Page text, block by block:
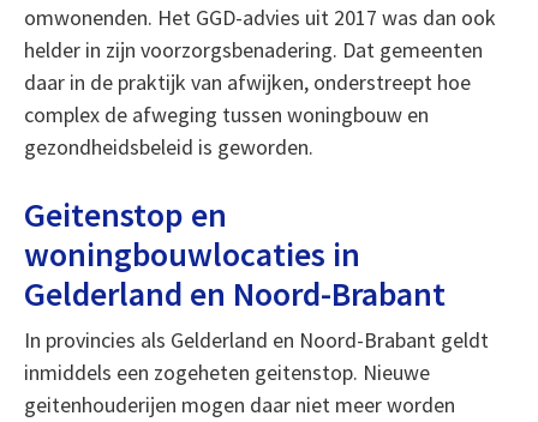
omwonenden. Het GGD-advies uit 2017 was dan ook
helder in zijn voorzorgsbenadering. Dat gemeenten
daar in de praktijk van afwijken, onderstreept hoe
complex de afweging tussen woningbouw en
gezondheidsbeleid is geworden.
Geitenstop en
woningbouwlocaties in
Gelderland en Noord-Brabant
In provincies als Gelderland en Noord-Brabant geldt
inmiddels een zogeheten geitenstop. Nieuwe
geitenhouderijen mogen daar niet meer worden